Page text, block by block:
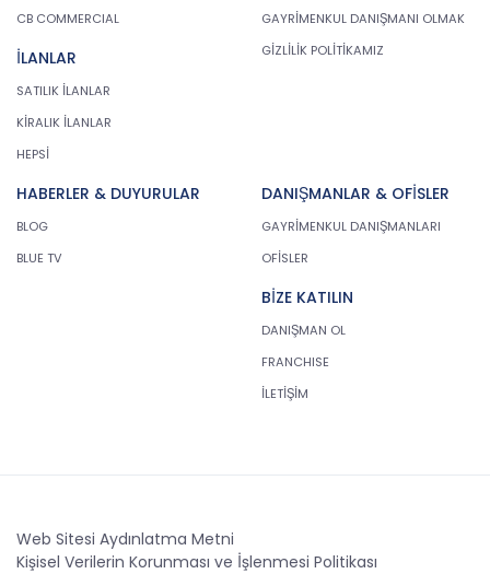
CB COMMERCIAL
İLANLAR
SATILIK İLANLAR
KİRALIK İLANLAR
HEPSİ
GAYRİMENKUL DANIŞMANI OLMAK
GİZLİLİK POLİTİKAMIZ
HABERLER & DUYURULAR
BLOG
BLUE TV
DANIŞMANLAR & OFİSLER
GAYRİMENKUL DANIŞMANLARI
OFİSLER
BİZE KATILIN
DANIŞMAN OL
FRANCHISE
İLETİŞİM
Web Sitesi Aydınlatma Metni
Kişisel Verilerin Korunması ve İşlenmesi Politikası